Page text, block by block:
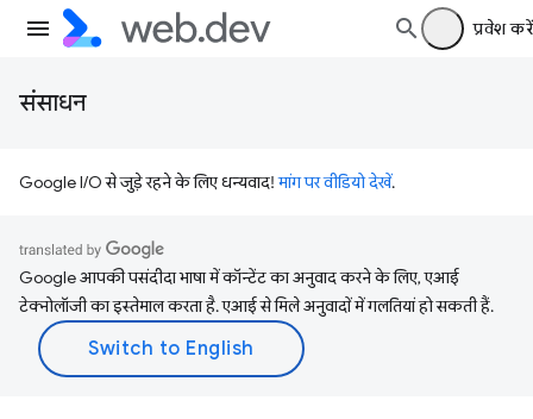
प्रवेश करें
संसाधन
Google I/O से जुड़े रहने के लिए धन्यवाद!मांग पर वीडियो देखें.
Google आपकी पसंदीदा भाषा में कॉन्टेंट का अनुवाद करने के लिए, एआई
टेक्नोलॉजी का इस्तेमाल करता है. एआई से मिले अनुवादों में गलतियां हो सकती हैं.